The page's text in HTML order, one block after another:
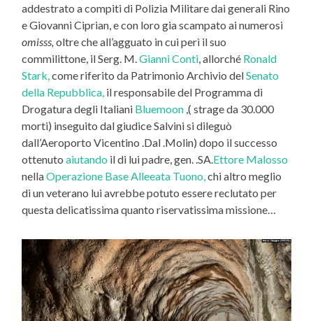
addestrato a compiti di Polizia Militare dai generali Rino
e Giovanni Ciprian, e con loro gia scampato ai numerosi
omisss, oltre che all’agguato in cui perì il suo
commilittone, il Serg. M.Gianni Conti, allorché Ronald
Stark,come riferito da Patrimonio Archivio delSenato
della Repubblica, il responsabile del Programma di
Drogatura degli Italiani Bluemoon ,( strage da 30.000
morti) inseguito dal giudice Salvini si dileguò
dall’Aeroporto Vicentino .Dal .Molin) dopo il successo
ottenutoaiutando il di lui padre, gen. .SA.Ettore Malosso
nellaOperazione Base Alleeata Tuono,chi altro meglio
di un veterano lui avrebbe potuto essere reclutato per
questa delicatissima quanto riservatissima missione…